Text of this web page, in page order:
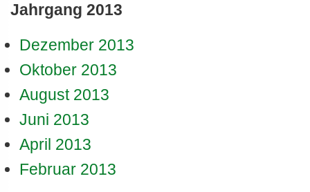
Jahrgang 2013
Dezember 2013
Oktober 2013
August 2013
Juni 2013
April 2013
Februar 2013